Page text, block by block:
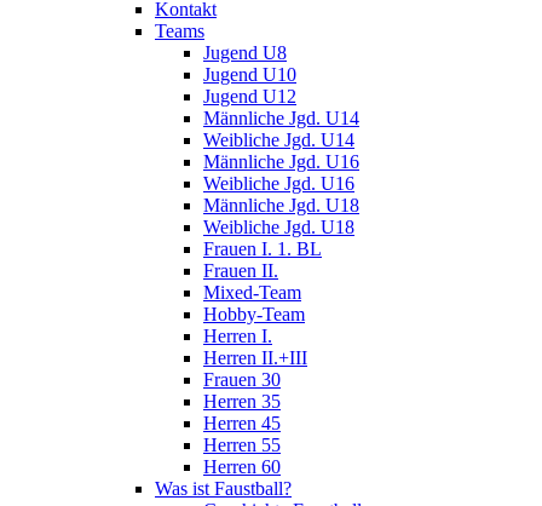
Kontakt
Teams
Jugend U8
Jugend U10
Jugend U12
Männliche Jgd. U14
Weibliche Jgd. U14
Männliche Jgd. U16
Weibliche Jgd. U16
Männliche Jgd. U18
Weibliche Jgd. U18
Frauen I. 1. BL
Frauen II.
Mixed-Team
Hobby-Team
Herren I.
Herren II.+III
Frauen 30
Herren 35
Herren 45
Herren 55
Herren 60
Was ist Faustball?